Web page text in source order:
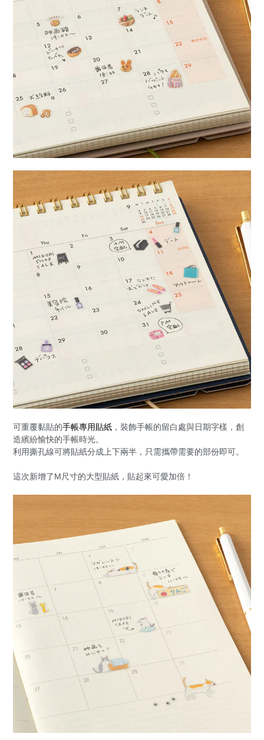
可重覆黏貼的手帳專用貼紙 ，裝飾手帳的留白處與日期字樣，創
造繽紛愉快的手帳時光。
利用撕孔線可將貼紙分成上下兩半，只需攜帶需要的部份即可。
這次新增了M尺寸的大型貼紙，貼起來可愛加倍！